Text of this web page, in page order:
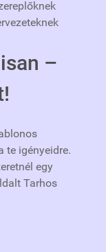
–
te igényeidre.
egy
Tarhos